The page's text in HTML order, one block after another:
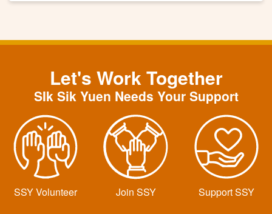
Let's Work Together
SIk Sik Yuen Needs Your Support
SSY Volunteer Join SSY Support SSY